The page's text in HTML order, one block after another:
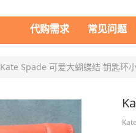
代购需求 常见问题
Kate Spade 可爱大蝴蝶结 钥匙环